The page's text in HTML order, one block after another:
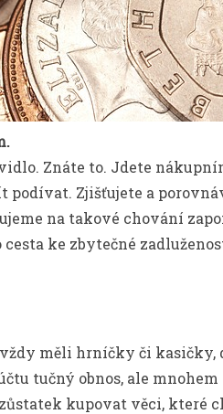
Znáte to. Jdete
Zjišťujete a
na takové chování
ke zbytečné
vždy měli hrníčky či
tučný obnos, ale
kupovat věci, které